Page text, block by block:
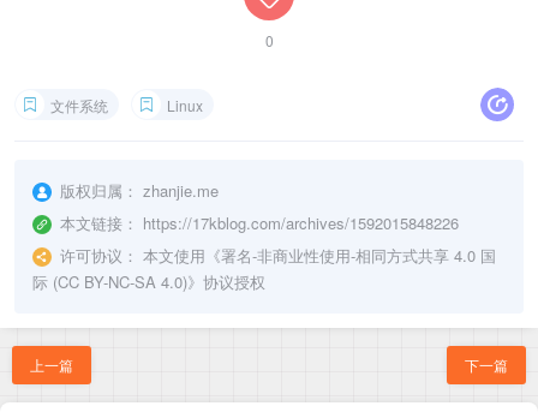
0
文件系统 Linux
版权归属： zhanjie.me
本文链接： https://17kblog.com/archives/1592015848226
许可协议： 本文使用《署名-非商业性使用-相同方式共享 4.0 国
际 (CC BY-NC-SA 4.0)》协议授权
上一篇 下一篇